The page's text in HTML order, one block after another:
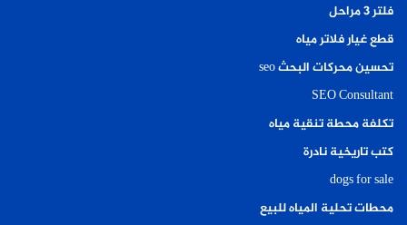
فلتر ٣ مراحل
قطع غيار فلاتر مياه
تحسين محركات البحث seo
SEO Consultant
تكلفة محطة تنقية مياه
كتب تاريخية نادرة
dogs for sale
محطات تحلية المياه للبيع